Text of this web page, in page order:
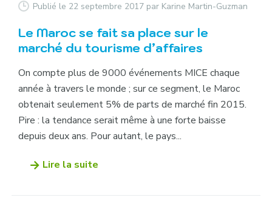
Publié le 22 septembre 2017 par Karine Martin-Guzman
Le Maroc se fait sa place sur le
marché du tourisme d’affaires
On compte plus de 9000 événements MICE chaque
année à travers le monde ; sur ce segment, le Maroc
obtenait seulement 5% de parts de marché fin 2015.
Pire : la tendance serait même à une forte baisse
depuis deux ans. Pour autant, le pays...
Lire la suite